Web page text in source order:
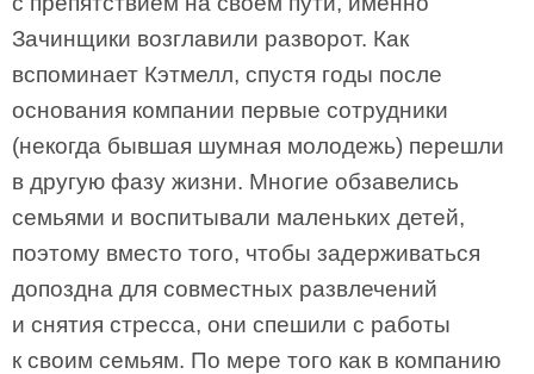
Зачинщики возглавили разворот. Как
вспоминает Кэтмелл, спустя годы после
основания компании первые сотрудники
(некогда бывшая шумная молодежь) перешли
в другую фазу жизни. Многие обзавелись
семьями и воспитывали маленьких детей,
поэтому вместо того, чтобы задерживаться
допоздна для совместных развлечений
и снятия стресса, они спешили с работы
к своим семьям. По мере того как в компанию